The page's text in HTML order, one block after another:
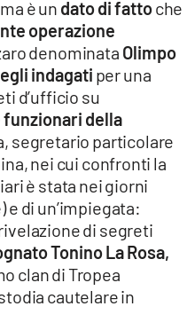
ma è un dato di fattoche
operazione
denominata Olimpo
indagati per una
d’ufficio su
funzionari della
segretario particolare
nei cui confronti la
è stata nei giorni
e di un’impiegata:
di segreti
Tonino La Rosa,
clan di Tropea
cautelare in